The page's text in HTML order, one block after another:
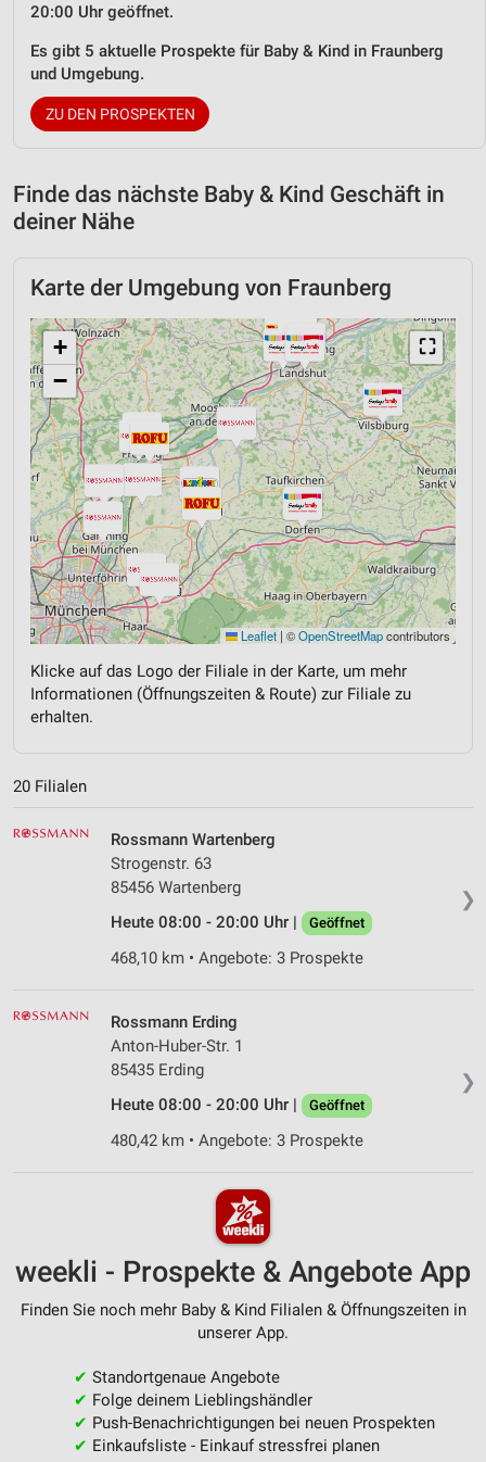
20:00 Uhr geöffnet.
Es gibt 5 aktuelle Prospekte für Baby & Kind in Fraunberg
und Umgebung.
ZU DEN PROSPEKTEN
Finde das nächste Baby & Kind Geschäft in
deiner Nähe
Karte der Umgebung von Fraunberg
⛶
+
−
Leaflet | ©OpenStreetMapcontributors
Klicke auf das Logo der Filiale in der Karte, um mehr
Informationen (Öffnungszeiten & Route) zur Filiale zu
erhalten.
20 Filialen
❯
Rossmann Wartenberg
Strogenstr. 63
85456 Wartenberg
Heute 08:00 - 20:00 Uhr |
Geöffnet
468,10 km • Angebote: 3 Prospekte
❯
Rossmann Erding
Anton-Huber-Str. 1
85435 Erding
Heute 08:00 - 20:00 Uhr |
Geöffnet
480,42 km • Angebote: 3 Prospekte
weekli - Prospekte & Angebote App
Finden Sie noch mehr Baby & Kind Filialen & Öffnungszeiten in
unserer App.
✔ Standortgenaue Angebote
✔ Folge deinem Lieblingshändler
✔ Push-Benachrichtigungen bei neuen Prospekten
✔ Einkaufsliste - Einkauf stressfrei planen